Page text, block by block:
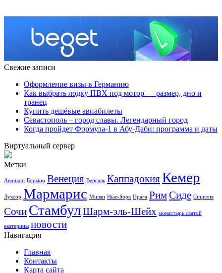
Свежие записи
Оформление визы в Германию
Как выбрать лодку ПВХ под мотор — размер, дно и
транец
Купить дешёвые авиабилеты
Севастополь – город славы. Легендарный город
Когда пройдет Формула-1 в Абу-Даби: программа и даты
Виртуальный сервер
Метки
Авиньон Бормио Венеция Версаль КаппадокияКемер
Луксор Мармарис Милан Нью-йорк Прага РимСиде Сицилия
Сочи СтамбулШарм-эль-Шейх монастырь святой
екатерины новости
Навигация
Главная
Контакты
Карта сайта